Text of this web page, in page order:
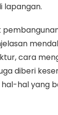
lapangan.
cara
diberi
hal yang